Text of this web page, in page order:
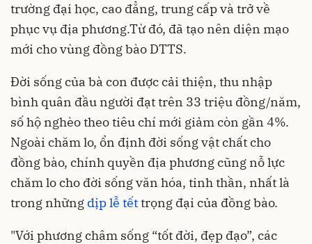
trường đại học, cao đẳng, trung cấp và trở về
phục vụ địa phương.Từ đó, đã tạo nên diện mạo
mới cho vùng đồng bào DTTS.
Đời sống của bà con được cải thiện, thu nhập
bình quân đầu người đạt trên 33 triệu đồng/năm,
số hộ nghèo theo tiêu chí mới giảm còn gần 4%.
Ngoài chăm lo, ổn định đời sống vật chất cho
đồng bào, chính quyền địa phương cũng nỗ lực
chăm lo cho đời sống văn hóa, tinh thần, nhất là
trong những dịp lễ tếttrọng đại của đồng bào.
"Với phương châm sống “tốt đời, đẹp đạo”, các